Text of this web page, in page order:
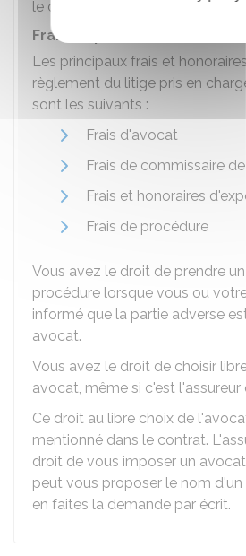
le contrat.
Frais de procédure
Les principaux frais et
règlement du litige pris en
sont les suivants :
Frais d'avocat
Frais de commissaire
Frais et honoraires
Frais de procédure
Vous avez le droit de prendre
procédure lorsque vous ou
informé que la partie adverse
avocat.
Vous avez le droit de choisir
avocat, même si c'est l'assureur
Ce droit au libre choix de
mentionné dans le contrat.
droit de vous imposer un
peut vous proposer le nom
en faites la demande par écrit.